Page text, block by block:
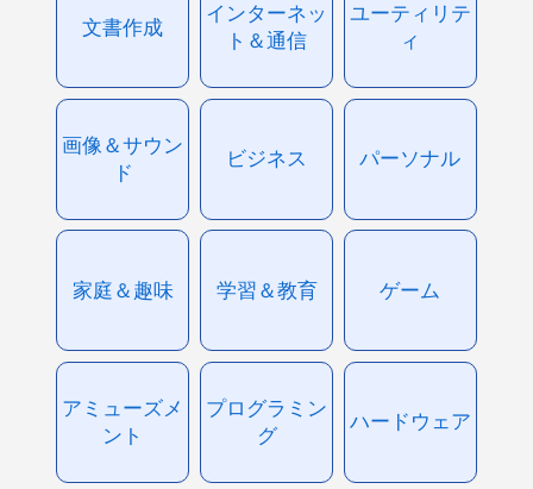
文書作成
インターネッ
ト＆通信
ユーティリテ
ィ
画像＆サウン
ド
ビジネス パーソナル
家庭＆趣味 学習＆教育 ゲーム
アミューズメ
ント
プログラミン
グ
ハードウェア